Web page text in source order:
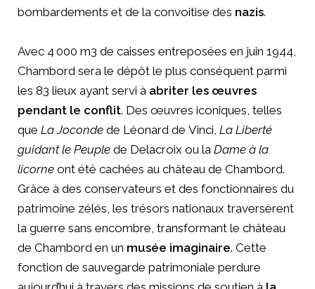
bombardements et de la convoitise des nazis.
Avec 4 000 m3 de caisses entreposées en juin 1944,
Chambord sera le dépôt le plus conséquent parmi
les 83 lieux ayant servi à abriter les œuvres
pendant le conflit. Des œuvres iconiques, telles
que La Joconde de Léonard de Vinci, La Liberté
guidant le Peuple de Delacroix ou la Dame à la
licorne ont été cachées au château de Chambord.
Grâce à des conservateurs et des fonctionnaires du
patrimoine zélés, les trésors nationaux traversèrent
la guerre sans encombre, transformant le château
de Chambord en un musée imaginaire. Cette
fonction de sauvegarde patrimoniale perdure